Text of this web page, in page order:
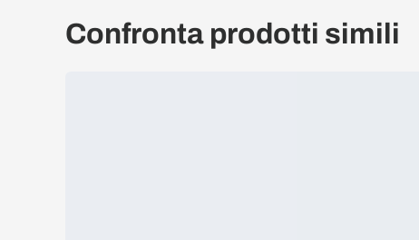
Confronta prodotti simili